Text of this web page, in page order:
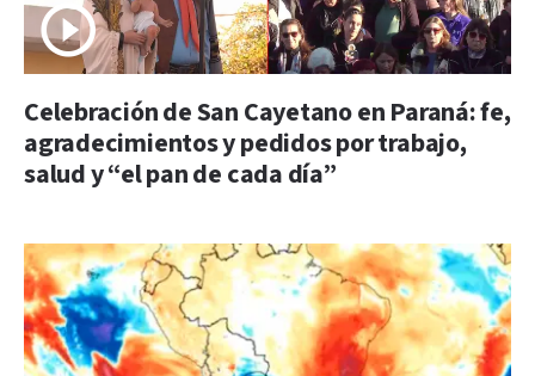
Celebración de San Cayetano en Paraná: fe,
agradecimientos y pedidos por trabajo,
salud y “el pan de cada día”